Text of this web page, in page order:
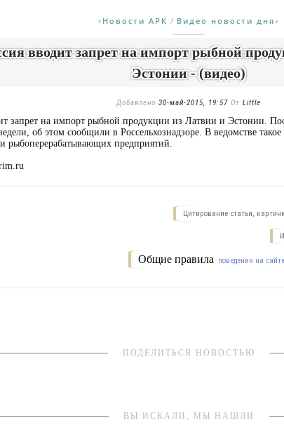
« Новости АРК / Видео новости дня»
вводит запрет на импорт рыбной
Эстонии - (видео)
Добавлено 30-май-2015, 19:57 От Little
запрет на импорт рыбной продукции из Латвии и Эстонии.
об этом сообщили в Россельхознадзоре. В ведомстве
рыбоперерабатывающих предприятий.
Цитирование статьи,
Общие правила поведения на
ПОДЕЛИТЬСЯ НОВОСТЬЮ
ВЫ ИСКАЛИ, МЫ НАШЛИ